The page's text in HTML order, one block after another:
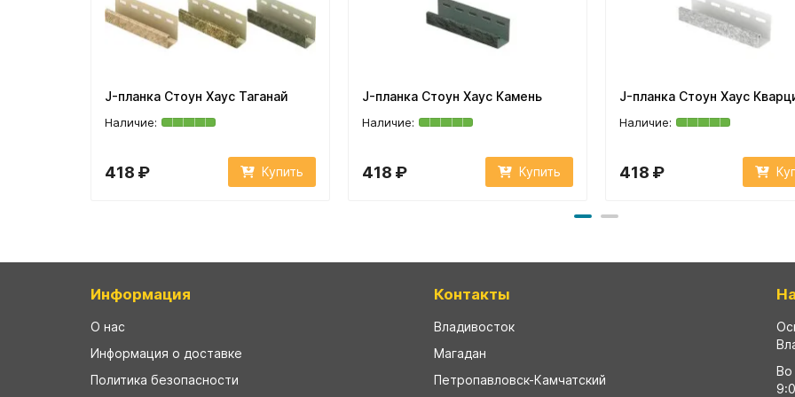
J-планка Стоун Хаус Таганай
418 ₽ Купить
J-планка Стоун Хаус Камень
418 ₽ Купить
J-планка Стоун Хаус
418 ₽
Информация
О нас
Информация о доставке
Политика безопасности
Контакты
Владивосток
Магадан
Петропавловск-Камчатский
Во